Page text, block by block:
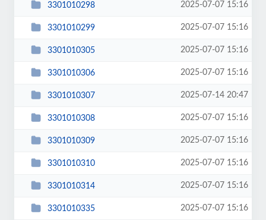
3301010298 2025-07-07 15:16
3301010299 2025-07-07 15:16
3301010305 2025-07-07 15:16
3301010306 2025-07-07 15:16
3301010307 2025-07-14 20:47
3301010308 2025-07-07 15:16
3301010309 2025-07-07 15:16
3301010310 2025-07-07 15:16
3301010314 2025-07-07 15:16
3301010335 2025-07-07 15:16